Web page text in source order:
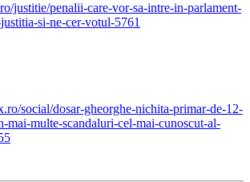
justitie/penalii-care-vor-sa-intre-in-parlament-
si-ne-cer-votul-5761
social/dosar-gheorghe-nichita-primar-de-12-
mai-multe-scandaluri-cel-mai-cunoscut-al-